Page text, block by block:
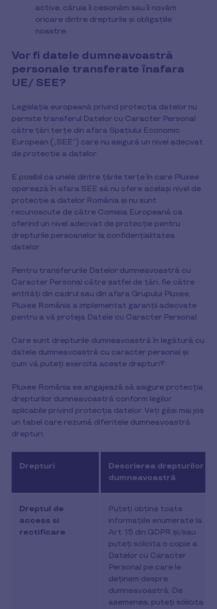
active, căruia îi cesionăm sau îi novăm
oricare dintre drepturile și obligațiile
noastre.
Vor fi datele dumneavoastră
personale transferate înafara
UE/ SEE?
Legislația europeană privind protecția datelor nu
permite transferul Datelor cu Caracter Personal
către țări terțe din afara Spațiului Economic
European („SEE”) care nu asigură un nivel adecvat
de protecție a datelor.
E posibil ca unele dintre țările terțe în care Pluxee
operează în afara SEE să nu ofere același nivel de
protecție a datelor România și nu sunt
recunoscute de către Comisia Europeană ca
oferind un nivel adecvat de protecție pentru
drepturile persoanelor la confidențialitatea
datelor.
Pentru transferurile Datelor dumneavoastră cu
Caracter Personal către astfel de țări, fie către
entități din cadrul sau din afara Grupului Pluxee,
Pluxee România a implementat garanții adecvate
pentru a vă proteja Datele cu Caracter Personal.
Care sunt drepturile dumneavoastră în legătură cu
datele dumneavoastră cu caracter personal și
cum vă puteți exercita aceste drepturi?
Pluxee România se angajează să asigure protecția
drepturilor dumneavoastră conform legilor
aplicabile privind protecția datelor. Veți găsi mai jos
un tabel care rezumă diferitele dumneavoastră
drepturi:
Drepturi
Descrierea drepturilor
dumneavoastră
Dreptul de
access si
rectificare
Puteți obține toate
informațiile enumerate la
Art. 15 din GDPR și/sau
puteți solicita o copie a
Datelor cu Caracter
Personal pe care le
deținem despre
dumneavoastră. De
asemenea, puteți solicita